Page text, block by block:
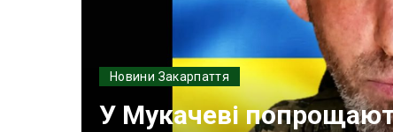
Новини Закарпаття
У Мукачеві